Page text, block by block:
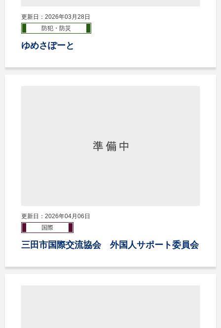
更新日：2026年03月28日
防犯・防災
ゆめさぽーと
更新日：2026年04月06日
国際
三田市国際交流協会 外国人サポート委員会